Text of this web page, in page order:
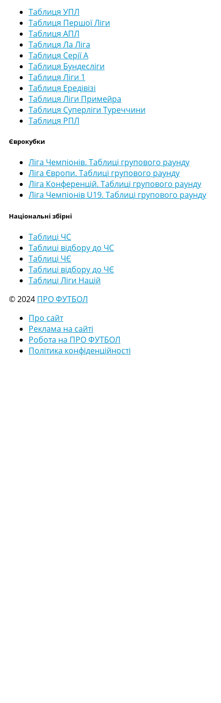
Таблиця УПЛ
Таблиця Першої Ліги
Таблиця АПЛ
Таблиця Ла Ліга
Таблиця Серії А
Таблиця Бундесліги
Таблиця Ліги 1
Таблиця Ередівізі
Таблиця Ліги Примейра
Таблиця Суперліги Туреччини
Таблиця РПЛ
Єврокубки
Ліга Чемпіонів. Таблиці групового раунду
Ліга Європи. Таблиці групового раунду
Ліга Конференцій. Таблиці групового раунду
Ліга Чемпіонів U19. Таблиці групового раунду
Національні збірні
Таблиці ЧС
Таблиці відбору до ЧС
Таблиці ЧЄ
Таблиці відбору до ЧЄ
Таблиці Ліги Націй
© 2024 ПРО ФУТБОЛ
Про сайт
Реклама на сайті
Робота на ПРО ФУТБОЛ
Політика конфіденційності